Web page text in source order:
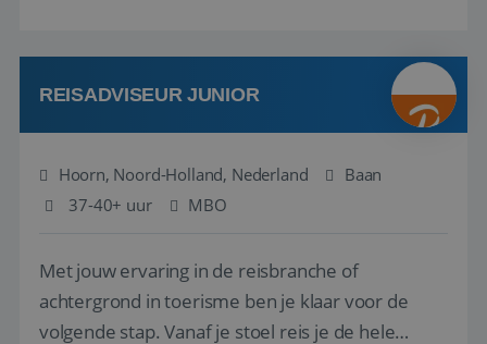
klanten te overtuigen om die droomreis te
boeken! ...
REISADVISEUR JUNIOR
Hoorn, Noord-Holland, Nederland
Baan
37-40+ uur
MBO
Met jouw ervaring in de reisbranche of
achtergrond in toerisme ben je klaar voor de
volgende stap. Vanaf je stoel reis je de hele